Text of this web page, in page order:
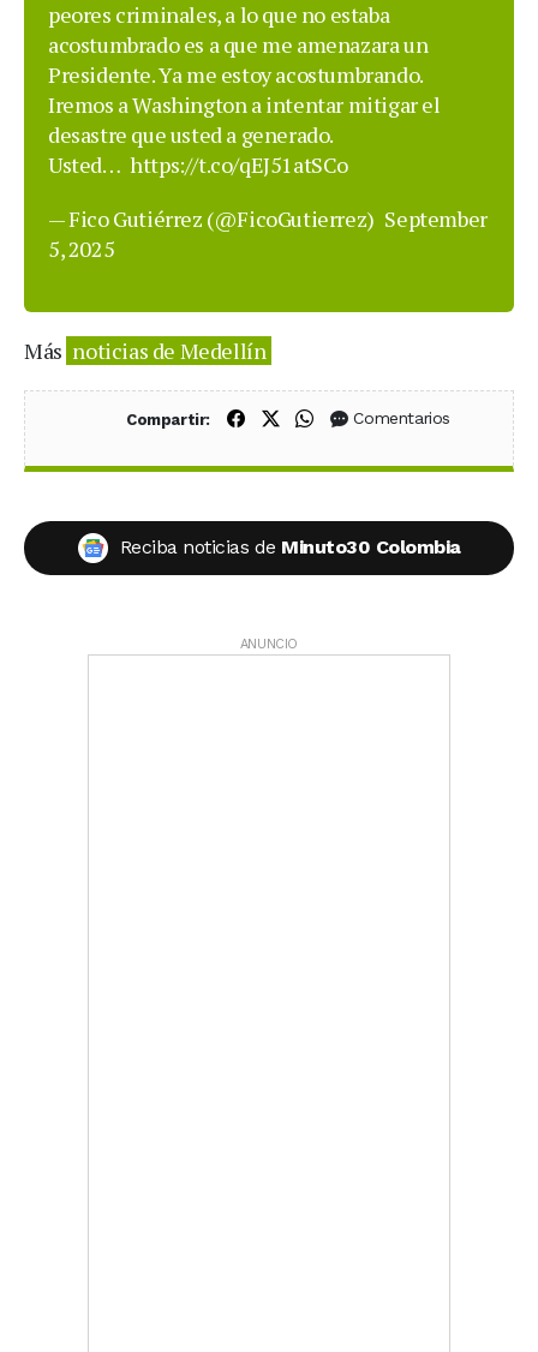
peores criminales, a lo que no estaba
acostumbrado es a que me amenazara un
Presidente. Ya me estoy acostumbrando.
Iremos a Washington a intentar mitigar el
desastre que usted a generado.
Usted… https://t.co/qEJ51atSCo
— Fico Gutiérrez (@FicoGutierrez) September
5, 2025
Más noticias de Medellín
Compartir: Compartir en Facebook
Compartir en X (Twitter)
Compartir en WhatsApp
Comentarios
Reciba noticias de Minuto30 Colombia
ANUNCIO